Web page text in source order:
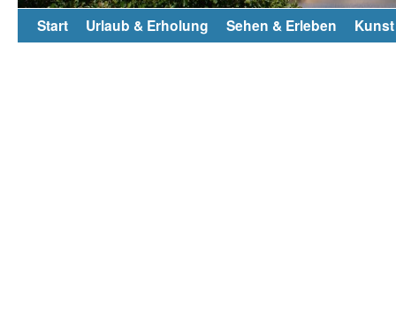
Start Urlaub & Erholung Sehen & Erleben